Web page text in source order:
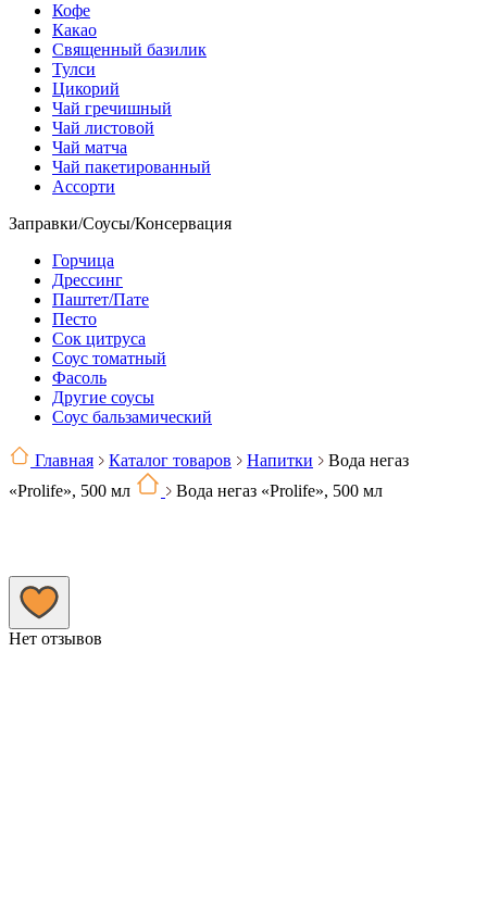
Кофе
Какао
Священный базилик
Тулси
Цикорий
Чай гречишный
Чай листовой
Чай матча
Чай пакетированный
Ассорти
Заправки/Соусы/Консервация
Горчица
Дрессинг
Паштет/Пате
Песто
Сок цитруса
Соус томатный
Фасоль
Другие соусы
Соус бальзамический
Главная Каталог товаров Напитки
Вода негаз
«Prolife», 500 мл
Вода негаз «Prolife», 500 мл
Нет отзывов